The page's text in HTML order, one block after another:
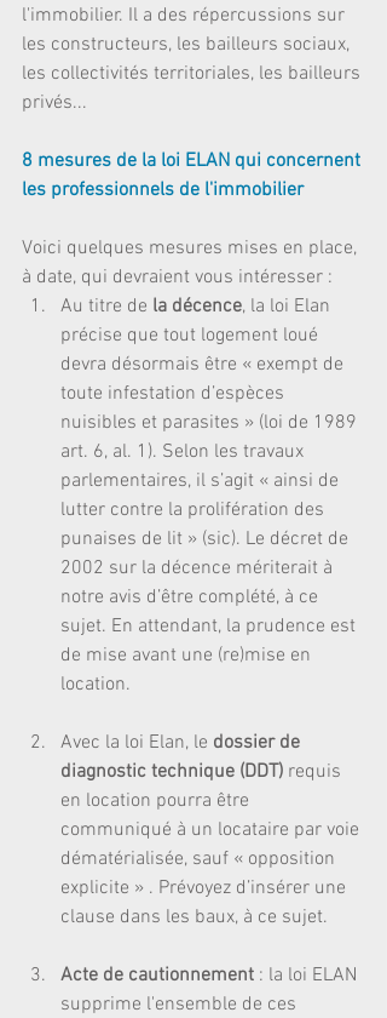
l'immobilier. Il a des répercussions sur
les constructeurs, les bailleurs sociaux,
les collectivités territoriales, les bailleurs
privés...
8 mesures de la loi ELAN qui concernent
les professionnels de l'immobilier
Voici quelques mesures mises en place,
à date, qui devraient vous intéresser :
Au titre de la décence, la loi Elan
précise que tout logement loué
devra désormais être « exempt de
toute infestation d’espèces
nuisibles et parasites » (loi de 1989
art. 6, al. 1). Selon les travaux
parlementaires, il s’agit « ainsi de
lutter contre la prolifération des
punaises de lit » (sic). Le décret de
2002 sur la décence mériterait à
notre avis d’être complété, à ce
sujet. En attendant, la prudence est
de mise avant une (re)mise en
location.
Avec la loi Elan, le dossier de
diagnostic technique (DDT) requis
en location pourra être
communiqué à un locataire par voie
dématérialisée, sauf « opposition
explicite » . Prévoyez d’insérer une
clause dans les baux, à ce sujet.
Acte de cautionnement : la loi ELAN
supprime l'ensemble de ces